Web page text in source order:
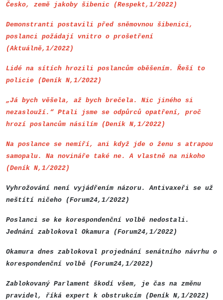
Česko, země jakoby šibenic (Respekt,1/2022)
Demonstranti postavili před sněmovnou šibenici,
poslanci požádají vnitro o prošetření
(Aktuálně,1/2022)
Lidé na sítích hrozili poslancům oběšením. Řeší to
policie (Deník N,1/2022)
„Já bych věšela, až bych brečela. Nic jiného si
nezaslouží.“ Ptali jsme se odpůrců opatření, proč
hrozí poslancům násilím (Deník N,1/2022)
Na poslance se nemíří, ani když jde o ženu s atrapou
samopalu. Na novináře také ne. A vlastně na nikoho
(Deník N,1/2022)
Vyhrožování není vyjádřením názoru. Antivaxeři se už
neštítí ničeho (Forum24,1/2022)
Poslanci se ke korespondenční volbě nedostali.
Jednání zablokoval Okamura (Forum24,1/2022)
Okamura dnes zablokoval projednání senátního návrhu o
korespondenční volbě (Forum24,1/2022)
Zablokovaný Parlament škodí všem, je čas na změnu
pravidel, říká expert k obstrukcím (Deník N,1/2022)